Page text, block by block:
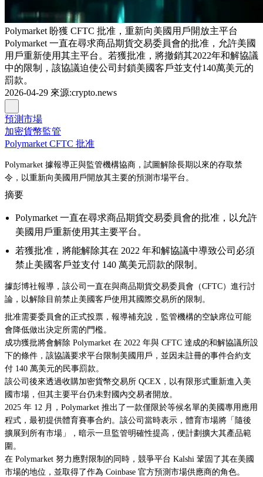
Polymarket 盼獲 CFTC 批准，重新向美國用戶開放主平台
Polymarket 一直在尋求商品期貨交易委員會的批准，允許美國
用戶重新使用其主平台。若獲批准，將撤銷其2022年和解協議
中的限制，該協議迫使公司封鎖美國客戶並支付140萬美元的
罰款。
2026-04-29 來源:crypto.news
預測市場
加密貨幣監管
Polymarket CFTC 批准
Polymarket 據報導正與監管機構協商，試圖解除長期以來的存取禁
令，以重新向美國用戶開放其主要的預測市場平台。
摘要
Polymarket 一直在尋求商品期貨交易委員會的批准，以允許
美國用戶重新使用其主要平台。
若獲批准，將能解除其在 2022 年和解協議中導致公司必須
禁止美國客戶並支付 140 萬美元罰款的限制。
據彭博社報導，該公司一直在與商品期貨交易委員會（CFTC）進行討
論，以解除目前禁止美國客戶使用其國際交易所的限制。
批准需要委員會的正式投票，報導補充說，監管機構的空缺席位可能
會降低做出決定所需的門檻。
成功獲批將會解除 Polymarket 在 2022 年與 CFTC 達成的和解協議所設
下的條件，該協議要求平台限制美國用戶，並因未註冊的事件合約支
付 140 萬美元的民事罰款。
該公司後來透過收購加密貨幣交易所 QCEX，以有限形式重新進入美
國市場，但其主要平台仍未對國內交易者開放。
2025 年 12 月，Polymarket 推出了一款僅限於等候名單的美國專用應用
程式，最初提供體育賽事合約。該公司當時表示，體育市場將「隨後
擴展到所有市場」，暗示一旦監管明確性提高，便計劃擴大其產品範
圍。
在 Polymarket 努力應對限制的同時，競爭平台 Kalshi 鞏固了其在美國
市場的地位，並取得了作為 Coinbase 官方預測市場供應商的角色。